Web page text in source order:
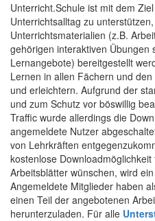
Unterricht.Schule ist mit dem
Unterrichtsalltag zu
Unterrichtsmaterialien (z.B.
gehörigen interaktiven Übungen
Lernangebote) bereitgestellt
Lernen in allen Fächern und
und erleichtern. Aufgrund der
und zum Schutz vor böswillig
Traffic wurde allerdings die
angemeldete Nutzer
von Lehrkräften
kostenlose
Arbeitsblätter wünschen, wird ein
Angemeldete Mitglieder haben
einen Teil der angebotenen
herunterzuladen. Für alle